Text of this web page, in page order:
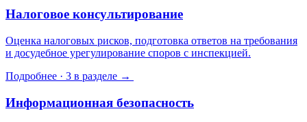
Налоговое консультирование
Оценка налоговых рисков, подготовка ответов на требования
и досудебное урегулирование споров с инспекцией.
Подробнее · 3 в разделе →
Информационная безопасность